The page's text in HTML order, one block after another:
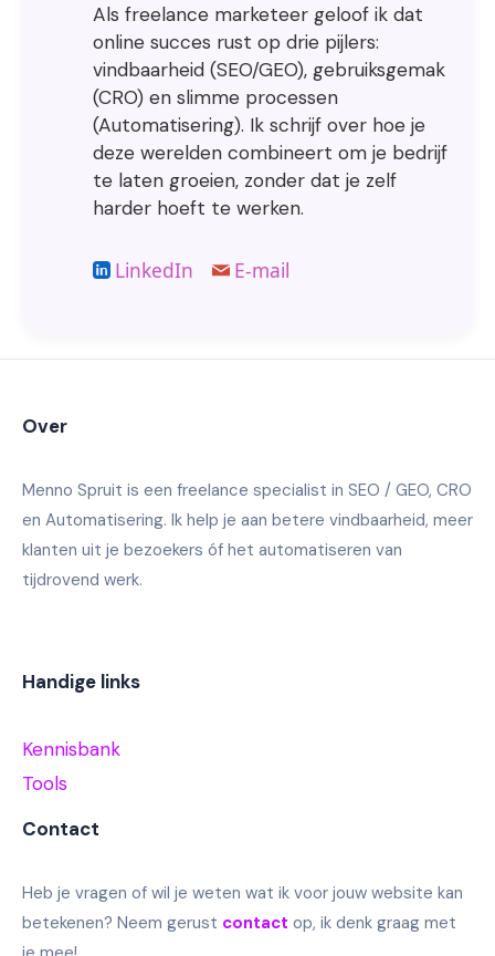
Als freelance marketeer geloof ik dat
online succes rust op drie pijlers:
vindbaarheid (SEO/GEO), gebruiksgemak
(CRO) en slimme processen
(Automatisering). Ik schrijf over hoe je
deze werelden combineert om je bedrijf
te laten groeien, zonder dat je zelf
harder hoeft te werken.
LinkedIn E-mail
Over
Menno Spruit is een freelance specialist in SEO / GEO, CRO
en Automatisering. Ik help je aan betere vindbaarheid, meer
klanten uit je bezoekers óf het automatiseren van
tijdrovend werk.
Handige links
Kennisbank
Tools
Contact
Heb je vragen of wil je weten wat ik voor jouw website kan
betekenen? Neem gerust contact op, ik denk graag met